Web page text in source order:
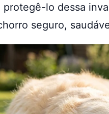
lo dessa
seguro,